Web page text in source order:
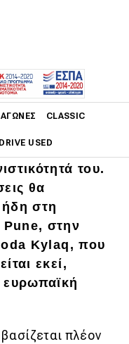
ΑΓΏΝΕΣ CLASSIC
DRIVE USED
να πιέζουν
τιμές στην
τρόπους να
του.
θα
στη
στην
Kylaq, που
εκεί,
ευρωπαϊκή
πλέον